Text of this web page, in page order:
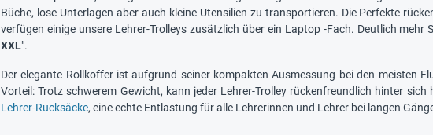
Büche, lose Unterlagen aber auch kleine Utensilien zu transportieren. Die Perfekte
verfügen einige unsere Lehrer-Trolleys zusätzlich über ein Laptop -Fach. Deutlich
XXL".
Der elegante Rollkoffer ist aufgrund seiner kompakten Ausmessung bei den meisten
Vorteil: Trotz schwerem Gewicht, kann jeder Lehrer-Trolley rückenfreundlich hinter
Lehrer-Rucksäcke, eine echte Entlastung für alle Lehrerinnen und Lehrer bei langen